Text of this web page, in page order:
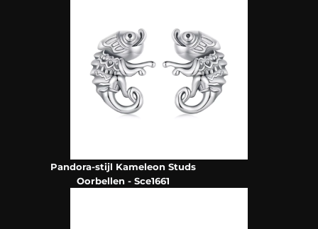
Pandora-stijl Kameleon Studs
Oorbellen - Sce1661